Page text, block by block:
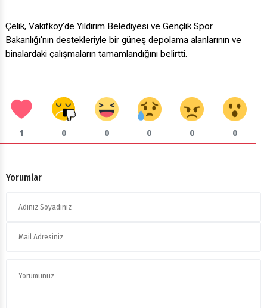
Çelik, Vakıfköy'de Yıldırım Belediyesi ve Gençlik Spor
Bakanlığı'nın destekleriyle bir güneş depolama alanlarının ve
binalardaki çalışmaların tamamlandığını belirtti.
1 0 0 0 0 0
Yorumlar